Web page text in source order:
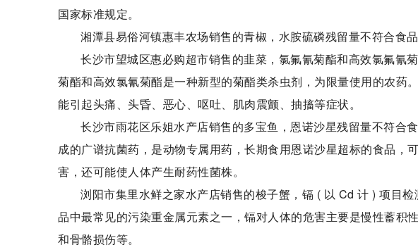
国家标准规定。
湘潭县易俗河镇惠丰农场销售的青椒，水胺硫磷残留量不符合食品
长沙市望城区惠必购超市销售的韭菜，氯氟氰菊酯和高效氯氟氰
菊酯和高效氯氰菊酯是一种新型的菊酯类杀虫剂，为限量使用的农药
能引起头痛、头昏、恶心、呕吐、肌肉震颤、抽搐等症状。
长沙市雨花区乐姐水产店销售的多宝鱼，恩诺沙星残留量不符合
成的广谱抗菌药，是动物专属用药，长期食用恩诺沙星超标的食品，
害，还可能使人体产生耐药性菌株。
浏阳市集里水鲜之家水产店销售的梭子蟹，镉 ( 以 Cd 计 ) 项目
品中最常见的污染重金属元素之一，镉对人体的危害主要是慢性蓄积
和骨骼损伤等。